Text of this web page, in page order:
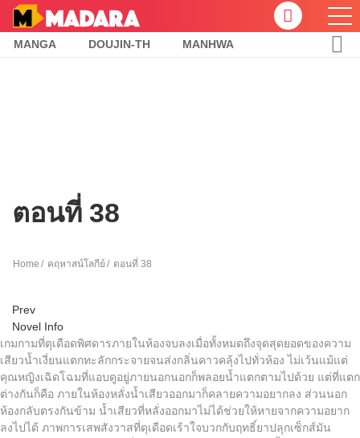
MANGA DOUJIN-TH MANHWA
ตอนที่ 38
Home คฤหาสน์โลกีย์ ตอนที่ 38
Prev
Novel Info
เกมกามที่ดุเดือดพิศดารภายในห้องจบลงเมื่อทั้งหมดถึงจุดสุดยอดของความ
เสียวน้ำเงี่ยนแตกทะลักกระจายจนส่งกลิ่นคาวคลุ้งไปทั่วห้อง ไม่เว้นแม้แต่
คุณหญิงเฉิดโฉมที่แอบดูอยู่ภายนอกนอกก็พลอยน้ำแตกตามไปด้วย แต่ที่แตก
ต่างกันก็คือ ภายในห้องหลั่งน้ำเสียวออกมาก็คลายความอยากลง ส่วนนอก
ห้องกลับตรงกันข้าม น้ำเสียวที่หลั่งออกมาไม่ได้ช่วยให้หายจากความอยาก
ลงไปได้ ภาพการเสพสังวาสที่ดุเดือดเร้าใจบวกกับฤทธิ์ยาปลุกเซ็กส์มัน